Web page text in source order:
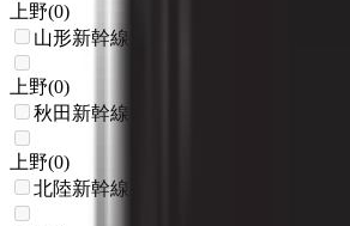
上野(0)
山形新幹線
上野(0)
秋田新幹線
上野(0)
北陸新幹線